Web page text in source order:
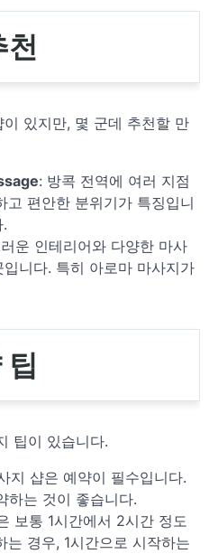
천
있지만, 몇 군데 추천할 만
: 방콕 전역에 여러 지점
고 편안한 분위기가 특징입니
운 인테리어와 다양한 마사
니다. 특히 아로마 마사지가
팁
팁이 있습니다.
지 샵은 예약이 필수입니다.
하는 것이 좋습니다.
보통 1시간에서 2시간 정도
는 경우, 1시간으로 시작하는